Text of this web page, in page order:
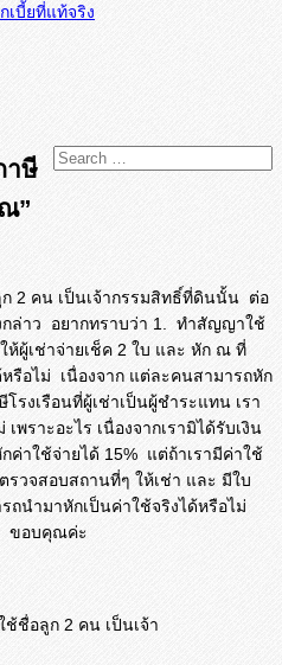
บี้ยที่แท้จริง
าษี
”
2 คน เป็นเจ้ากรรมสิทธิ์ที่ดินนั้น ต่อ
ล่าว อยากทราบว่า 1. ทำสัญญาใช้
ห้ผู้เช่าจ่ายเช็ค 2 ใบ และ หัก ณ ที่
รือไม่ เนื่องจาก แต่ละคนสามารถหัก
งเรือนที่ผู้เช่าเป็นผู้ชำระแทน เรา
เพราะอะไร เนื่องจากเรามิได้รับเงิน
ค่าใช้จ่ายได้ 15% แต่ถ้าเรามีค่าใช้
วจสอบสถานที่ๆ ให้เช่า และ มีใบ
ถนำมาหักเป็นค่าใช้จริงได้หรือไม่
ขอบคุณค่ะ
ชื่อลูก 2 คน เป็นเจ้า